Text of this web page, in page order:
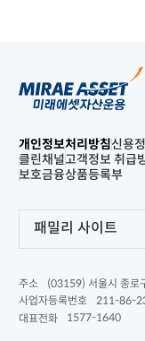
개인정보처리방침신용
클린채널고객정보 취급
보호금융상품등록부
패밀리 사이트
주소
(03159) 서울시 종로
사업자등록번호
211-86-
대표전화
1577-1640